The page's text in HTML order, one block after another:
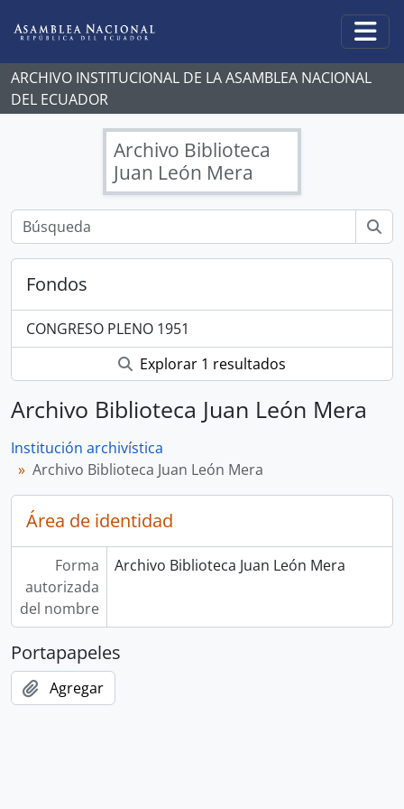
ARCHIVO INSTITUCIONAL DE LA ASAMBLEA NACIONAL
DEL ECUADOR
Archivo Biblioteca
Juan León Mera
Fondos
CONGRESO PLENO 1951
Explorar 1 resultados
Archivo Biblioteca Juan León Mera
Institución archivística
Archivo Biblioteca Juan León Mera
Área de identidad
Forma
autorizada
del nombre
Archivo Biblioteca Juan León Mera
Portapapeles
Agregar